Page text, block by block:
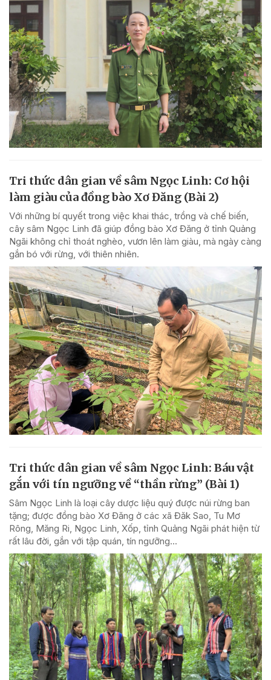
Tri thức dân gian về sâm Ngọc Linh: Cơ hội
làm giàu của đồng bào Xơ Đăng (Bài 2)
Với những bí quyết trong việc khai thác, trồng và chế biến,
cây sâm Ngọc Linh đã giúp đồng bào Xơ Đăng ở tỉnh Quảng
Ngãi không chỉ thoát nghèo, vươn lên làm giàu, mà ngày càng
gắn bó với rừng, với thiên nhiên.
Tri thức dân gian về sâm Ngọc Linh: Báu vật
gắn với tín ngưỡng về “thần rừng” (Bài 1)
Sâm Ngọc Linh là loại cây dược liệu quý được núi rừng ban
tặng; được đồng bào Xơ Đăng ở các xã Đăk Sao, Tu Mơ
Rông, Măng Ri, Ngọc Linh, Xốp, tỉnh Quảng Ngãi phát hiện từ
rất lâu đời, gắn với tập quán, tín ngưỡng...